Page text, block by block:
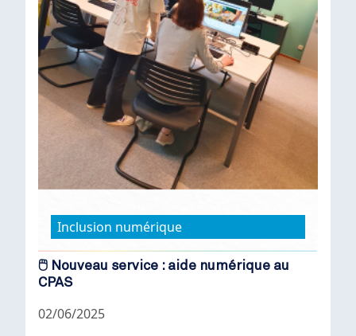
Inclusion numérique
🖱️ Nouveau service : aide numérique au
CPAS
02/06/2025